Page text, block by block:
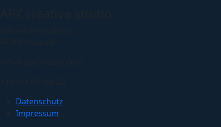
Datenschutz
Impressum